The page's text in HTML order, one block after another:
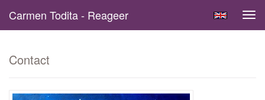
Carmen Todita - Reageer
Contact